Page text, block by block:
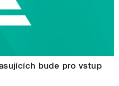
bude pro vstup